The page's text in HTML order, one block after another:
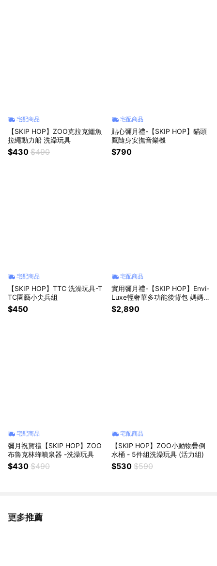
宅配商品
【SKIP HOP】ZOO克拉克鱷魚
拉繩動力船 洗澡玩具
$430 $490
宅配商品
貼心彌月禮-【SKIP HOP】貓頭
鷹隨身安撫音樂機
$790
宅配商品
【SKIP HOP】TTC 洗澡玩具-T
TC園藝小尖兵組
$450
宅配商品
實用彌月禮-【SKIP HOP】Envi-
Luxe輕奢華多功能後背包 媽媽
包
$2,890
宅配商品
彌月祝賀禮【SKIP HOP】ZOO
布魯克林蜂噴泉器 -洗澡玩具
$430 $490
宅配商品
【SKIP HOP】ZOO小動物疊倒
水桶 - 5件組洗澡玩具 (活力組)
$530 $590
更多推薦
看更多